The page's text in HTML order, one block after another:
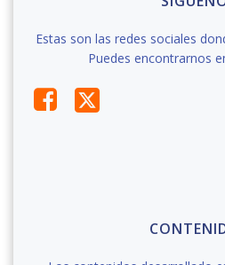
Estas son las redes sociales
Puedes encontrarnos